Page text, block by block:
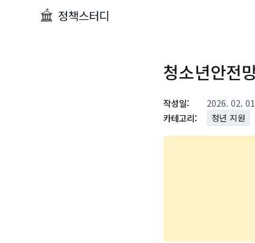
정책스터디
청소년안전
작성일:
2026. 02.
카테고리:
청년 지원